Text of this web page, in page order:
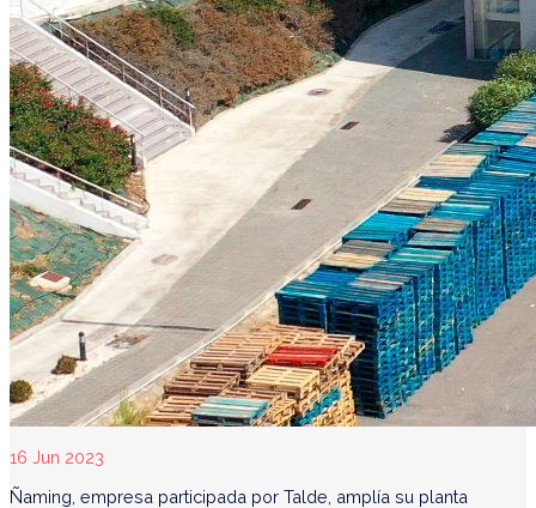
16 Jun 2023
Ñaming, empresa participada por Talde, amplía su planta